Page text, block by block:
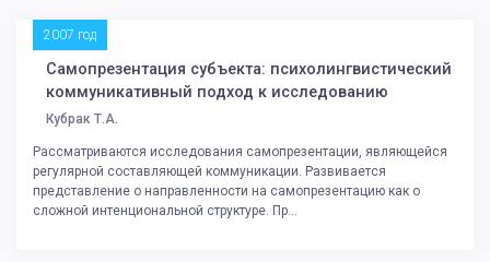
2007 год
Самопрезентация субъекта: психолингвистический
коммуникативный подход к исследованию
Кубрак Т.А.
Рассматриваются исследования самопрезентации, являющейся
регулярной составляющей коммуникации. Развивается
представление о направленности на самопрезентацию как о
сложной интенциональной структуре. Пр...